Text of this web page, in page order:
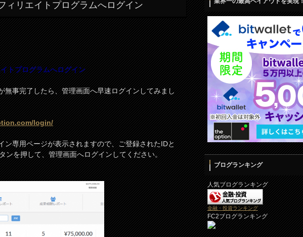
ィリエイトプログラムへログイン
トプログラムへログイン
無事完了したら、管理画面へ早速ログインしてみまし
login/
ン専用ページが表示されますので、ご登録されたIDと
ンを押して、管理画面へログインしてください。
ブログランキング
人気ブログランキング
金融・投資ランキング
FC2ブログランキング